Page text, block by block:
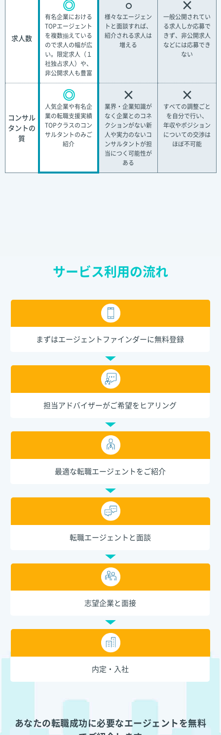
求人数
◎
有名企業における
TOPエージェント
を複数揃えている
ので求人の幅が広
い。限定求人（１
社独占求人）や、
非公開求人も豊富
○
様々なエージェン
トと面談すれば、
紹介される求人は
増える
×
一般公開されてい
る求人しか応募で
きず、非公開求人
などには応募でき
ない
コンサル
タントの
質
◎
人気企業や有名企
業の転職支援実績
TOPクラスのコン
サルタントのみご
紹介
×
業界・企業知識が
なく企業とのコネ
クションがない新
人や実力のないコ
ンサルタントが担
当につく可能性が
ある
×
すべての調整ごと
を自分で行い、
年収やポジション
についての交渉は
ほぼ不可能
サービス利用の流れ
まずはエージェントファインダーに無料登録
担当アドバイザーがご希望をヒアリング
最適な転職エージェントをご紹介
転職エージェントと面談
志望企業と面接
内定・入社
あなたの転職成功に必要なエージェントを無料